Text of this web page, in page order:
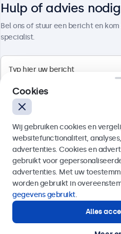
4.8/5 door
Nederlands
Hulp of advies
Bel ons of stuur een bericht en
specialist.
Of bel ons op
Hulp of advies nodig?
Direct contact met een specialist.
Cookies
Wij gebruiken cookies en
websitefunctionaliteit,
advertenties. Cookies en
gebruikt voor
advertenties. Met uw
worden gebruikt in
gegevens gebruikt.
Alles